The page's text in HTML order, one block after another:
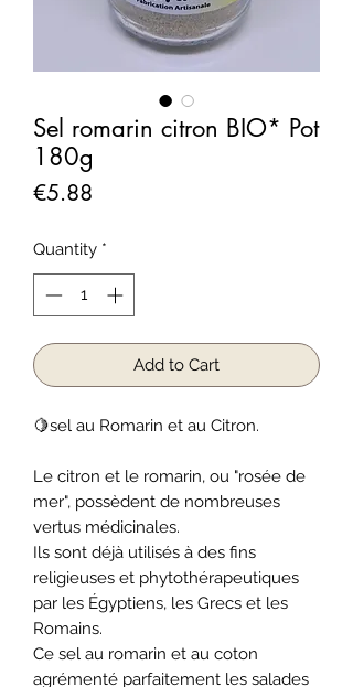
Sel romarin citron BIO* Pot
180g
€5.88
Quantity *
Add to Cart
🍋sel au Romarin et au Citron.
Le citron et le romarin, ou "rosée de
mer", possèdent de nombreuses
vertus médicinales.
Ils sont déjà utilisés à des fins
religieuses et phytothérapeutiques
par les Égyptiens, les Grecs et les
Romains.
Ce sel au romarin et au coton
agrémenté parfaitement les salades